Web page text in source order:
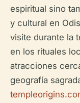
espiritual sino
y cultural en
visite durante la
en los rituales
atracciones
geografía